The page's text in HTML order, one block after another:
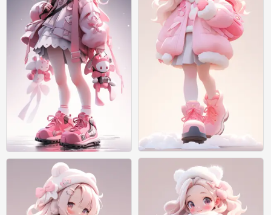
绘画
绘画